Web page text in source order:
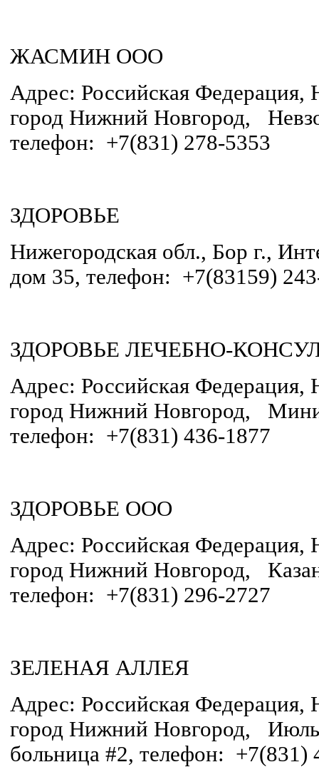
ЖАСМИН ООО
Адрес: Российская Федерация,
город Нижний Новгород,
телефон: +7(831) 278-5353
ЗДОРОВЬЕ
Нижегородская обл., Бор г.,
дом 35, телефон: +7(83159)
ЗДОРОВЬЕ ЛЕЧЕБНО-
Адрес: Российская Федерация,
город Нижний Новгород,
телефон: +7(831) 436-1877
ЗДОРОВЬЕ ООО
Адрес: Российская Федерация,
город Нижний Новгород,
телефон: +7(831) 296-2727
ЗЕЛЕНАЯ АЛЛЕЯ
Адрес: Российская Федерация,
город Нижний Новгород,
больница #2, телефон: +7(831)